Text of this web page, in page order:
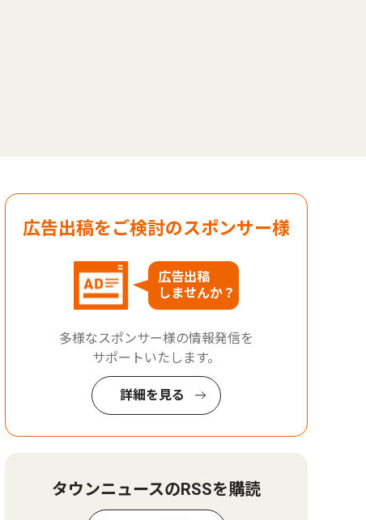
広告出稿をご検討のスポンサー様
広告出稿
しませんか？
多様なスポンサー様の情報発信を
サポートいたします。
詳細を見る
タウンニュースのRSSを購読